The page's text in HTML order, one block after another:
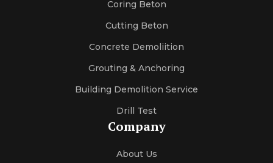
Coring Beton
Cutting Beton
Concrete Demoliition
Grouting & Anchoring
Building Demolition Service
Drill Test
Company
About Us